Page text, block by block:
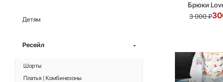
Брюки
3 000₽
Детям
Ресейл
Шорты
Платья | Комбинезоны